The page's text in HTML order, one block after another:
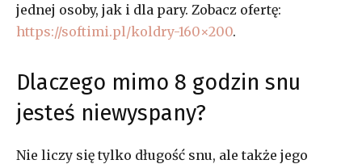
jednej osoby, jak i dla pary. Zobacz ofertę:
https://softimi.pl/koldry-160×200.
Dlaczego mimo 8 godzin snu
jesteś niewyspany?
Nie liczy się tylko długość snu, ale także jego